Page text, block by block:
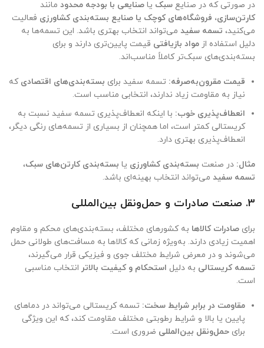
در صورتی که در صنایع سبک یا صنایعی با بودجه محدود مانند
کارتن‌سازی، فروشگاه‌های کوچک یا صنایع بسته‌بندی کشاورزی فعالیت
می‌کنید، تسمه سفید می‌تواند انتخاب بهتری باشد. این تسمه‌ها به
دلیل استفاده از مواد بازیافتی قیمت پایین‌تری دارند و برای
بسته‌بندی‌های سبک‌تر کاملاً مناسب‌اند.
قیمت مقرون‌به‌صرفه: تسمه سفید برای بسته‌بندی‌های اقتصادی که
نیاز به مقاومت زیاد ندارند، انتخابی مناسب است.
انعطاف‌پذیری خوب: با اینکه انعطاف‌پذیری تسمه سفید نسبت به
کریستالی کمتر است، اما همچنان از بسیاری از تسمه‌های رنگی دیگر،
انعطاف‌پذیری بهتری دارد.
مثال: در صنعت بسته‌بندی کشاورزی یا بسته‌بندی کارتن‌های سبک،
تسمه سفید می‌تواند انتخاب بهینه‌ای باشد.
3. صنعت صادرات و حمل‌ونقل بین‌المللی
برای صادرات کالاها به کشورهای مختلف، بسته‌بندی‌های محکم و مقاوم
اهمیت زیادی دارند. به‌ویژه زمانی که کالاها به مسافت‌های طولانی حمل
می‌شوند و در معرض شرایط مختلف جوی و فیزیکی قرار می‌گیرند،
تسمه کریستالی به دلیل استحکام و کیفیت بالاتر انتخاب مناسبی
است.
مقاومت در برابر شرایط سخت: تسمه کریستالی می‌تواند در دماهای
پایین یا بالا و شرایط رطوبتی مختلف مقاومت کند، که این ویژگی
برای حمل‌ونقل بین‌المللی ضروری است.